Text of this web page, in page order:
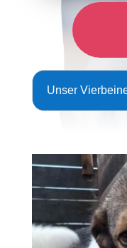
Unser